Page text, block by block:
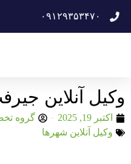
۰۹۱۲۹۳۵۳۴۷۰
وکیل آنلاین
اکتبر 19, 2025
گروه
وکیل آنلاین شهرها